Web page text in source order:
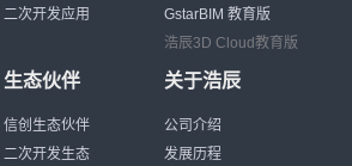
二次开发应用
GstarBIM 教育版
浩辰3D Cloud教育版
生态伙伴
信创生态伙伴
二次开发生态
关于浩辰
公司介绍
发展历程